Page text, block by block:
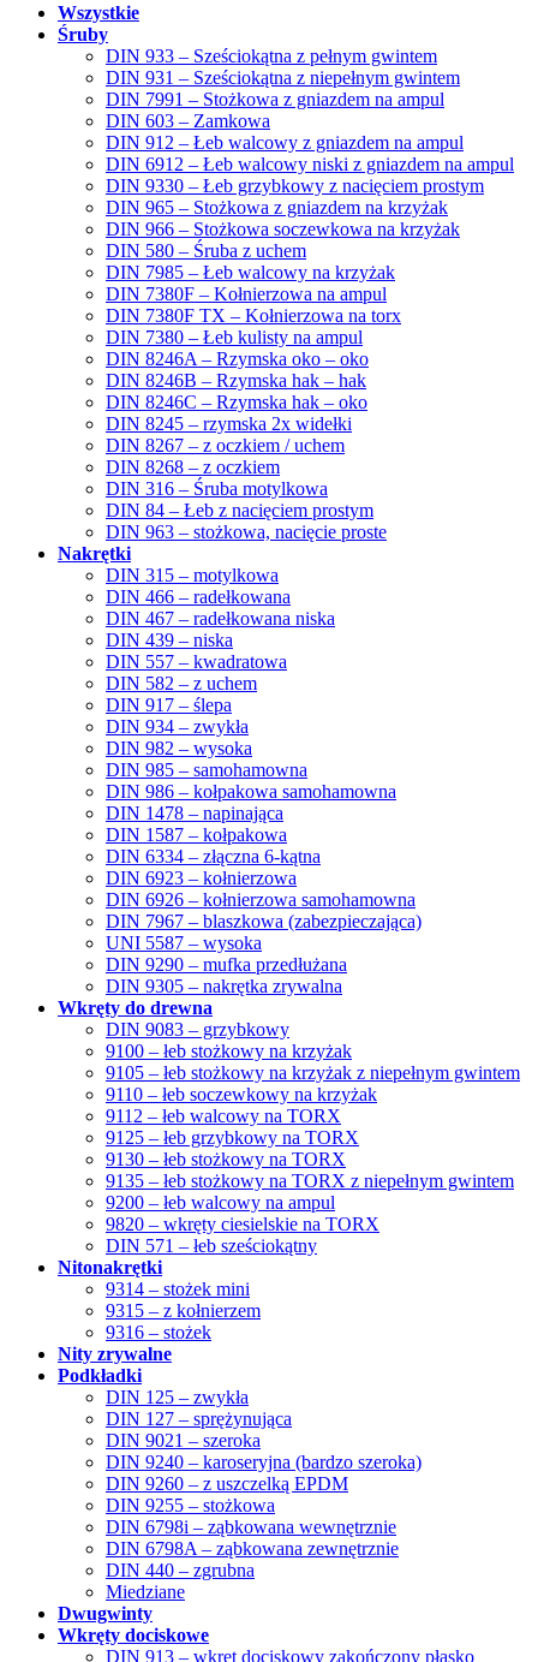
Wszystkie
Śruby
DIN 933 – Sześciokątna z pełnym gwintem
DIN 931 – Sześciokątna z niepełnym gwintem
DIN 7991 – Stożkowa z gniazdem na ampul
DIN 603 – Zamkowa
DIN 912 – Łeb walcowy z gniazdem na ampul
DIN 6912 – Łeb walcowy niski z gniazdem na ampul
DIN 9330 – Łeb grzybkowy z nacięciem prostym
DIN 965 – Stożkowa z gniazdem na krzyżak
DIN 966 – Stożkowa soczewkowa na krzyżak
DIN 580 – Śruba z uchem
DIN 7985 – Łeb walcowy na krzyżak
DIN 7380F – Kołnierzowa na ampul
DIN 7380F TX – Kołnierzowa na torx
DIN 7380 – Łeb kulisty na ampul
DIN 8246A – Rzymska oko – oko
DIN 8246B – Rzymska hak – hak
DIN 8246C – Rzymska hak – oko
DIN 8245 – rzymska 2x widełki
DIN 8267 – z oczkiem / uchem
DIN 8268 – z oczkiem
DIN 316 – Śruba motylkowa
DIN 84 – Łeb z nacięciem prostym
DIN 963 – stożkowa, nacięcie proste
Nakrętki
DIN 315 – motylkowa
DIN 466 – radełkowana
DIN 467 – radełkowana niska
DIN 439 – niska
DIN 557 – kwadratowa
DIN 582 – z uchem
DIN 917 – ślepa
DIN 934 – zwykła
DIN 982 – wysoka
DIN 985 – samohamowna
DIN 986 – kołpakowa samohamowna
DIN 1478 – napinająca
DIN 1587 – kołpakowa
DIN 6334 – złączna 6-kątna
DIN 6923 – kołnierzowa
DIN 6926 – kołnierzowa samohamowna
DIN 7967 – blaszkowa (zabezpieczająca)
UNI 5587 – wysoka
DIN 9290 – mufka przedłużana
DIN 9305 – nakrętka zrywalna
Wkręty do drewna
DIN 9083 – grzybkowy
9100 – łeb stożkowy na krzyżak
9105 – łeb stożkowy na krzyżak z niepełnym gwintem
9110 – łeb soczewkowy na krzyżak
9112 – łeb walcowy na TORX
9125 – łeb grzybkowy na TORX
9130 – łeb stożkowy na TORX
9135 – łeb stożkowy na TORX z niepełnym gwintem
9200 – łeb walcowy na ampul
9820 – wkręty ciesielskie na TORX
DIN 571 – łeb sześciokątny
Nitonakrętki
9314 – stożek mini
9315 – z kołnierzem
9316 – stożek
Nity zrywalne
Podkładki
DIN 125 – zwykła
DIN 127 – sprężynująca
DIN 9021 – szeroka
DIN 9240 – karoseryjna (bardzo szeroka)
DIN 9260 – z uszczelką EPDM
DIN 9255 – stożkowa
DIN 6798i – ząbkowana wewnętrznie
DIN 6798A – ząbkowana zewnętrznie
DIN 440 – zgrubna
Miedziane
Dwugwinty
Wkręty dociskowe
DIN 913 – wkręt dociskowy zakończony płasko